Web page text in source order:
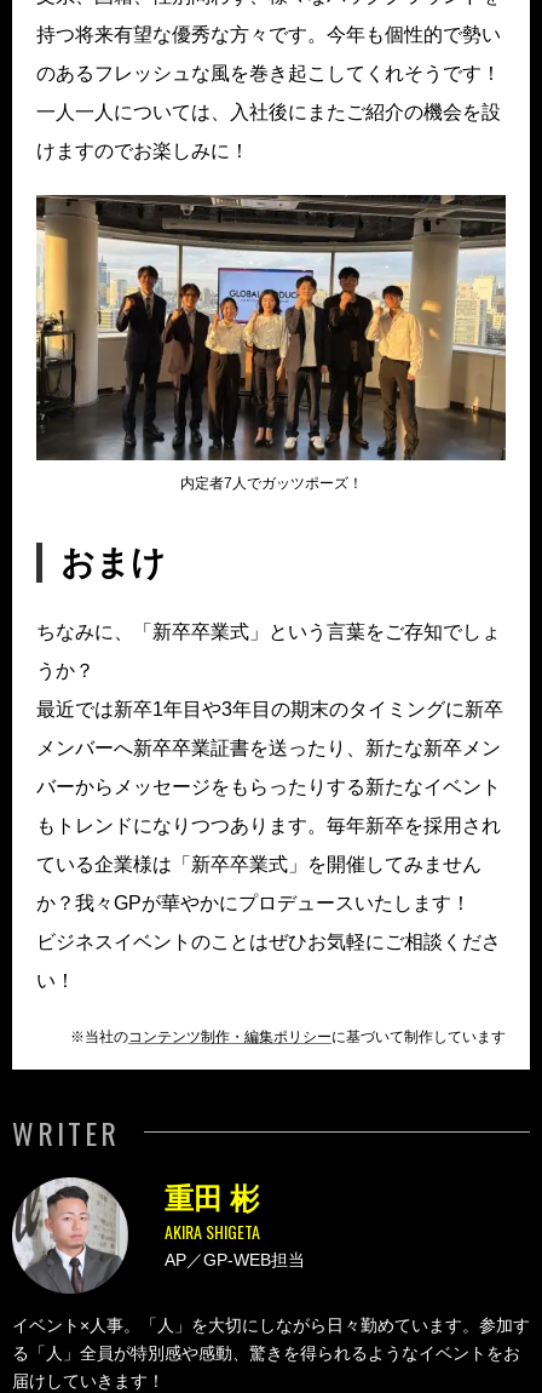
持つ将来有望な優秀な方々です。今年も個性的で勢い
のあるフレッシュな風を巻き起こしてくれそうです！
一人一人については、入社後にまたご紹介の機会を設
けますのでお楽しみに！
内定者7人でガッツポーズ！
おまけ
ちなみに、「新卒卒業式」という言葉をご存知でしょ
うか？
最近では新卒1年目や3年目の期末のタイミングに新卒
メンバーへ新卒卒業証書を送ったり、新たな新卒メン
バーからメッセージをもらったりする新たなイベント
もトレンドになりつつあります。毎年新卒を採用され
ている企業様は「新卒卒業式」を開催してみません
か？我々GPが華やかにプロデュースいたします！
ビジネスイベントのことはぜひお気軽にご相談くださ
い！
※当社のコンテンツ制作・編集ポリシーに基づいて制作しています
WRITER
AKIRA SHIGETA
重田 彬
AP／GP-WEB担当
イベント×人事。「人」を大切にしながら日々勤めています。参加す
る「人」全員が特別感や感動、驚きを得られるようなイベントをお
届けしていきます！